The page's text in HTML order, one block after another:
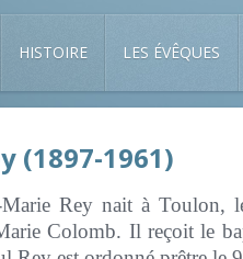
HISTOIRE LES ÉVÊQUES
(1897-1961)
Marie Rey nait à
Colomb. Il reçoit le